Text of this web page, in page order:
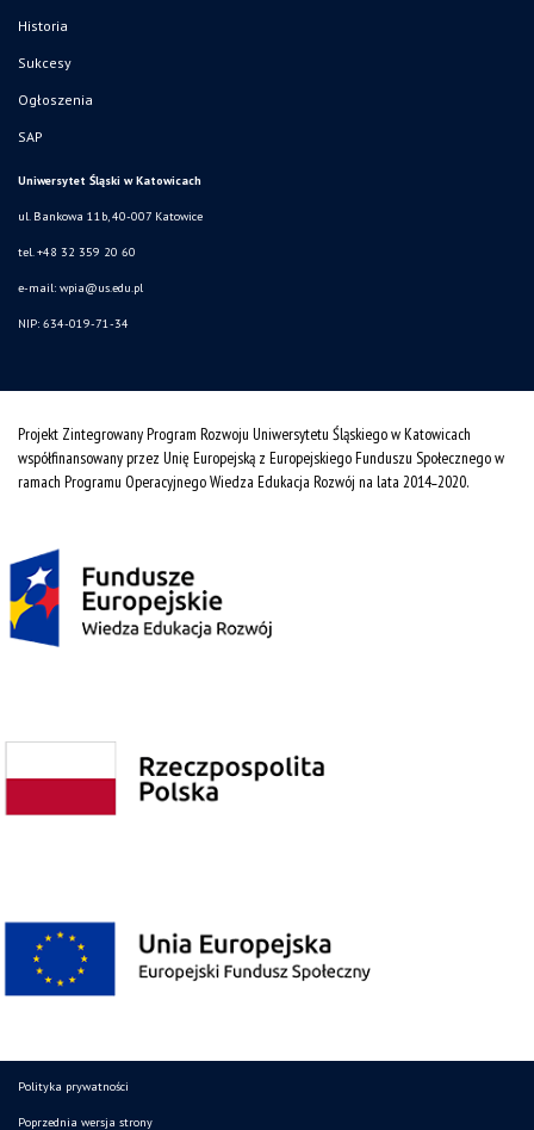
Historia
Sukcesy
Ogłoszenia
SAP
Uniwersytet Śląski w Katowicach
ul. Bankowa 11b, 40-007 Katowice
tel. +48 32 359 20 60
e-mail: wpia@us.edu.pl
NIP: 634-019-71-34
Projekt Zintegrowany Program Rozwoju Uniwersytetu Śląskiego w Katowicach
współfinansowany przez Unię Europejską z Europejskiego Funduszu Społecznego w
ramach Programu Operacyjnego Wiedza Edukacja Rozwój na lata 2014˗2020.
Polityka prywatności
Poprzednia wersja strony